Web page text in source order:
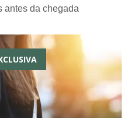
antes da chegada